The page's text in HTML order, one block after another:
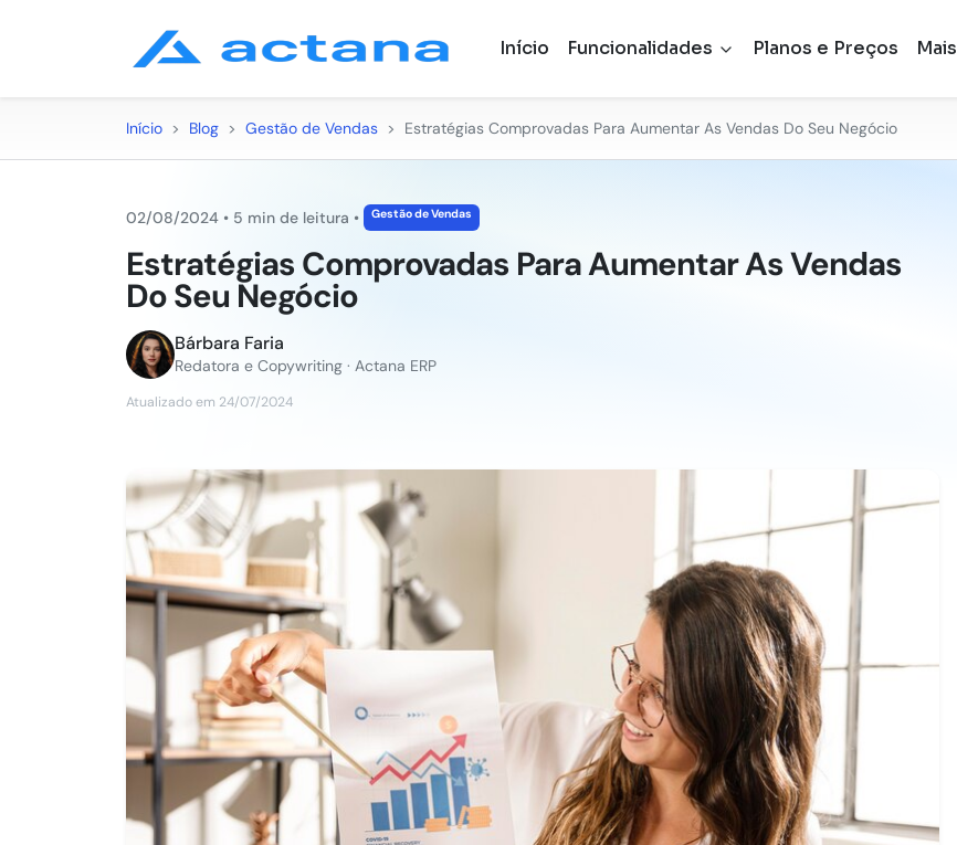
Início Funcionalidades Planos e Preços Mais
Início > Blog > Gestão de Vendas > Estratégias Comprovadas Para Aumentar As Vendas Do Seu Negócio
02/08/2024 • 5 min de leitura • Gestão de Vendas
Estratégias Comprovadas Para Aumentar As Vendas
Do Seu Negócio
Bárbara Faria
Redatora e Copywriting · Actana ERP
Atualizado em 24/07/2024